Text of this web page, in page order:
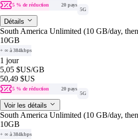
5 % de réduction
20 pays
5G
Détails
South America Unlimited (10 GB/day,
10GB
+ ∞ à 384kbps
1 jour
5,05 $US/GB
50,49 $US
5 % de réduction
20 pays
5G
Voir les détails
South America Unlimited (10 GB/day,
10GB
+ ∞ à 384kbps